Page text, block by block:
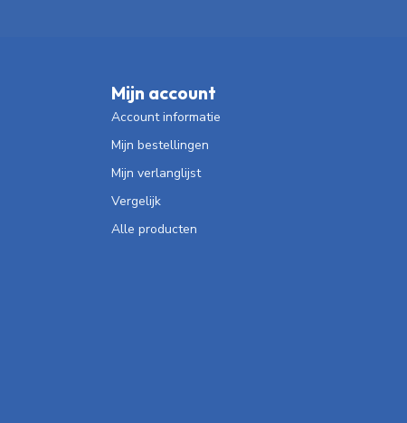
Mijn account
Account informatie
Mijn bestellingen
Mijn verlanglijst
Vergelijk
Alle producten